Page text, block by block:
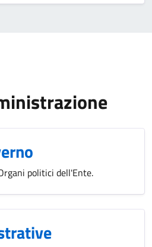
politici dell'Ente.